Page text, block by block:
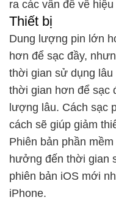
ra các vấn đề về
Thiết bị
Dung lượng pin lớn
hơn để sạc đầy,
thời gian sử dụng
thời gian hơn để sạc
lượng lâu. Cách sạc
cách sẽ giúp giảm
Phiên bản phần
hưởng đến thời gian
phiên bản iOS mới
iPhone.